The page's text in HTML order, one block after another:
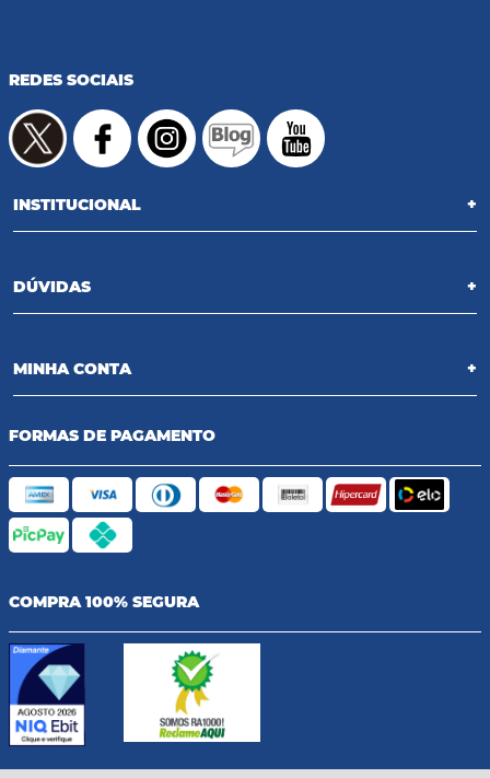
REDES SOCIAIS
INSTITUCIONAL +
DÚVIDAS +
MINHA CONTA +
FORMAS DE PAGAMENTO
COMPRA 100% SEGURA